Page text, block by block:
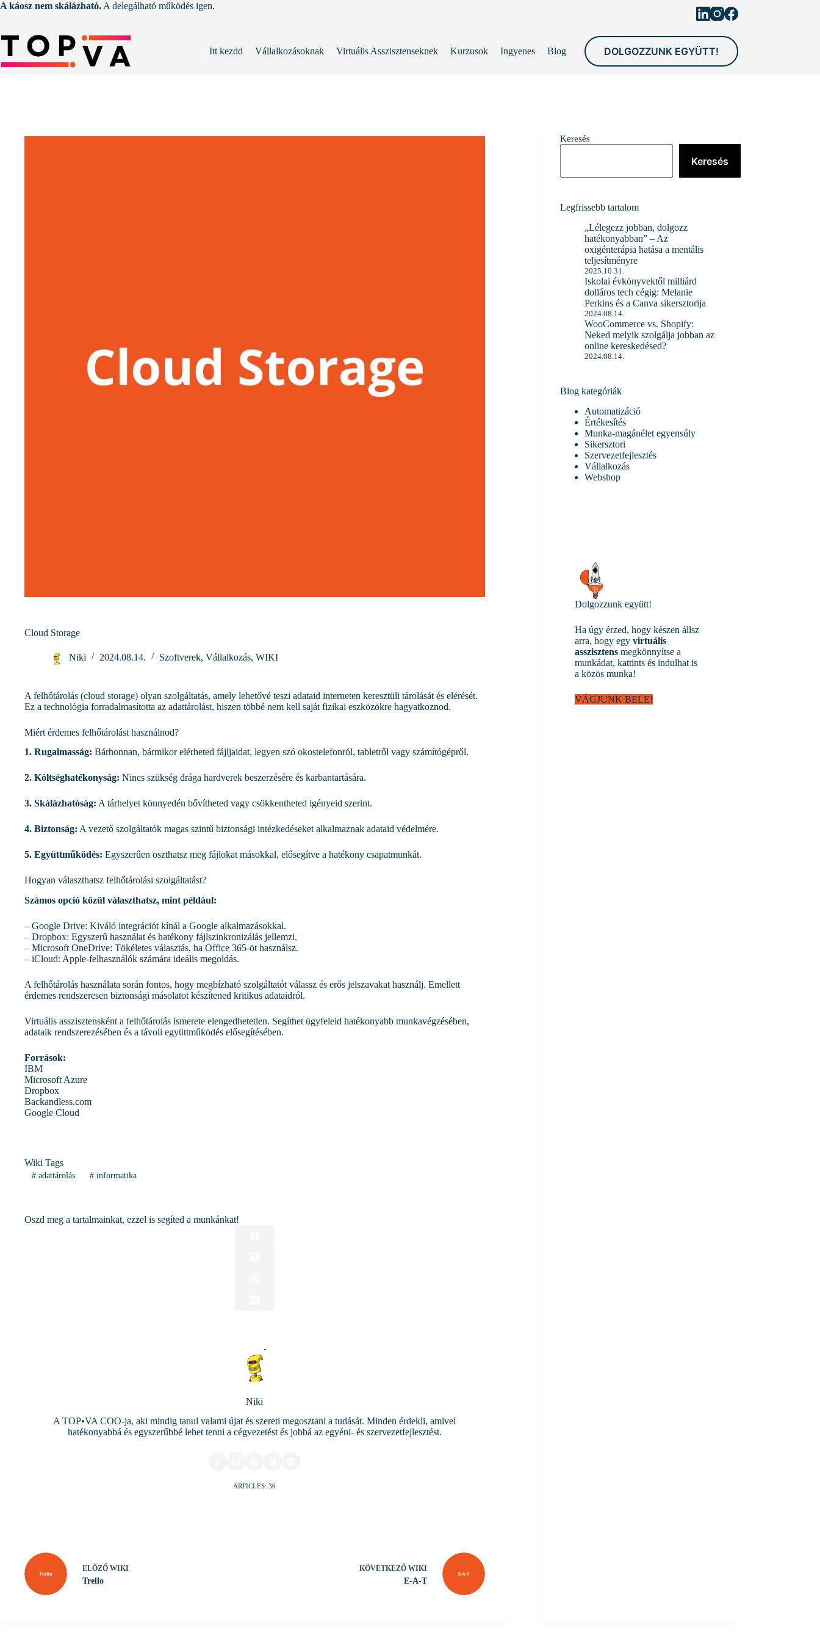
Skip
A káosz nem skálázható. A delegálható működés igen.
Itt kezdd Vállalkozásoknak Virtuális Asszisztenseknek Kurzusok Ingyenes Blog DOLGOZZUNK EGYÜTT!
Cloud Storage
Niki 2024.08.14. Szoftverek, Vállalkozás, WIKI
A felhőtárolás (cloud storage) olyan szolgáltatás, amely lehetővé teszi adataid interneten keresztüli tárolását és elérését.
Ez a technológia forradalmasította az adattárolást, hiszen többé nem kell saját fizikai eszközökre hagyatkoznod.
Miért érdemes felhőtárolást használnod?
1. Rugalmasság: Bárhonnan, bármikor elérheted fájljaidat, legyen szó okostelefonról, tabletről vagy számítógépről.
2. Költséghatékonyság: Nincs szükség drága hardverek beszerzésére és karbantartására.
3. Skálázhatóság: A tárhelyet könnyedén bővítheted vagy csökkentheted igényeid szerint.
4. Biztonság: A vezető szolgáltatók magas szintű biztonsági intézkedéseket alkalmaznak adataid védelmére.
5. Együttműködés: Egyszerűen oszthatsz meg fájlokat másokkal, elősegítve a hatékony csapatmunkát.
Hogyan választhatsz felhőtárolási szolgáltatást?
Számos opció közül választhatsz, mint például:
– Google Drive: Kiváló integrációt kínál a Google alkalmazásokkal.
– Dropbox: Egyszerű használat és hatékony fájlszinkronizálás jellemzi.
– Microsoft OneDrive: Tökéletes választás, ha Office 365-öt használsz.
– iCloud: Apple-felhasználók számára ideális megoldás.
A felhőtárolás használata során fontos, hogy megbízható szolgáltatót válassz és erős jelszavakat használj. Emellett
érdemes rendszeresen biztonsági másolatot készítened kritikus adataidról.
Virtuális asszisztensként a felhőtárolás ismerete elengedhetetlen. Segíthet ügyfeleid hatékonyabb munkavégzésében,
adataik rendszerezésében és a távoli együttműködés elősegítésében.
Források:
IBM
Microsoft Azure
Dropbox
Backandless.com
Google Cloud
Wiki Tags
#adattárolás #informatika
Oszd meg a tartalmainkat, ezzel is segíted a munkánkat!
Niki
A TOP•VA COO-ja, aki mindig tanul valami újat és szereti megosztani a tudását. Minden érdekli, amivel
hatékonyabbá és egyszerűbbé lehet tenni a cégvezetést és jobbá az egyéni- és szervezetfejlesztést.
ARTICLES: 36
ELŐZŐ WIKI
Trello
KÖVETKEZŐ WIKI
E-A-T
Keresés
Keresés
Legfrissebb tartalom
„Lélegezz jobban, dolgozz
hatékonyabban” – Az
oxigénterápia hatása a mentális
teljesítményre
2025.10.31.
Iskolai évkönyvektől milliárd
dolláros tech cégig: Melanie
Perkins és a Canva sikersztorija
2024.08.14.
WooCommerce vs. Shopify:
Neked melyik szolgálja jobban az
online kereskedésed?
2024.08.14.
Blog kategóriák
Automatizáció
Értékesítés
Munka-magánélet egyensúly
Sikersztori
Szervezetfejlesztés
Vállalkozás
Webshop
Dolgozzunk együtt!
Ha úgy érzed, hogy készen állsz
arra, hogy egyvirtuális
asszisztensmegkönnyítse a
munkádat, kattints és indulhat is
a közös munka!
VÁGJUNK BELE!